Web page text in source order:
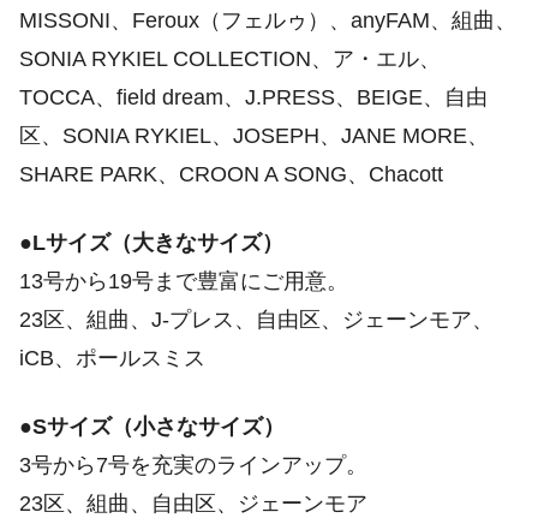
MISSONI、Feroux（フェルゥ）、anyFAM、組曲、
SONIA RYKIEL COLLECTION、ア・エル、
TOCCA、field dream、J.PRESS、BEIGE、自由
区、SONIA RYKIEL、JOSEPH、JANE MORE、
SHARE PARK、CROON A SONG、Chacott
●Lサイズ（大きなサイズ）
13号から19号まで豊富にご用意。
23区、組曲、J-プレス、自由区、ジェーンモア、
iCB、ポールスミス
●Sサイズ（小さなサイズ）
3号から7号を充実のラインアップ。
23区、組曲、自由区、ジェーンモア